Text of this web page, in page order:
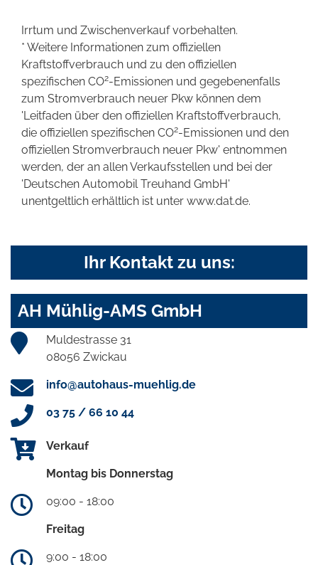
Irrtum und Zwischenverkauf vorbehalten.
* Weitere Informationen zum offiziellen
Kraftstoffverbrauch und zu den offiziellen
spezifischen CO2-Emissionen und gegebenenfalls
zum Stromverbrauch neuer Pkw können dem
'Leitfaden über den offiziellen Kraftstoffverbrauch,
die offiziellen spezifischen CO2-Emissionen und den
offiziellen Stromverbrauch neuer Pkw' entnommen
werden, der an allen Verkaufsstellen und bei der
'Deutschen Automobil Treuhand GmbH'
unentgeltlich erhältlich ist unter www.dat.de.
Ihr Kontakt zu uns:
AH Mühlig-AMS GmbH
Muldestrasse 31
08056 Zwickau
info@autohaus-muehlig.de
03 75 / 66 10 44
Verkauf
Montag bis Donnerstag
09:00 - 18:00
Freitag
9:00 - 18:00